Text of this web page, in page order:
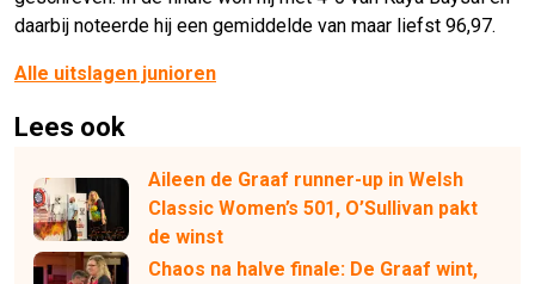
daarbij noteerde hij een gemiddelde van maar liefst 96,97.
Alle uitslagen junioren
Lees ook
Aileen de Graaf runner-up in Welsh
Classic Women’s 501, O’Sullivan pakt
de winst
Chaos na halve finale: De Graaf wint,